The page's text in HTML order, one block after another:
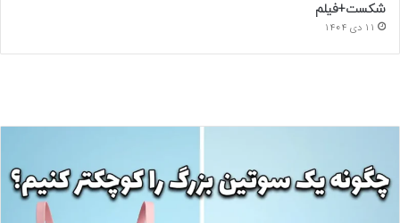
شکست+فیلم
11 دی 1404